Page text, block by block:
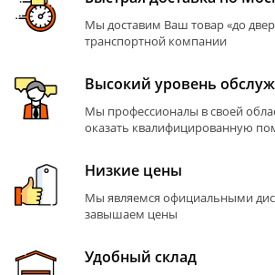
Мы доставим Ваш товар «до
транспортной компании
Высокий уровень
Мы профессионалы в своей
оказать квалифицированную
Низкие цены
Мы являемся официальными
завышаем цены
Удобный склад